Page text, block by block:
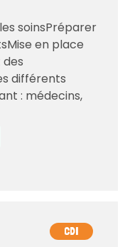
soinsPréparer
en place
différents
: médecins,
CDI